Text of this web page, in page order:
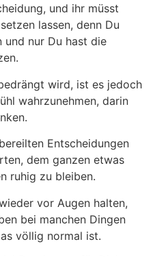
und ihr müsst
lassen, denn Du
und nur Du hast die
wird, ist es jedoch
wahrzunehmen, darin
Entscheidungen
dem ganzen etwas
ruhig zu bleiben.
vor Augen halten,
bei manchen Dingen
völlig normal ist.